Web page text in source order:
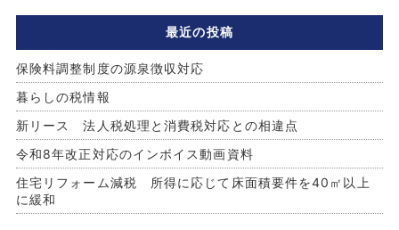
最近の投稿
保険料調整制度の源泉徴収対応
暮らしの税情報
新リース 法人税処理と消費税対応との相違点
令和8年改正対応のインボイス動画資料
住宅リフォーム減税 所得に応じて床面積要件を40㎡以上
に緩和